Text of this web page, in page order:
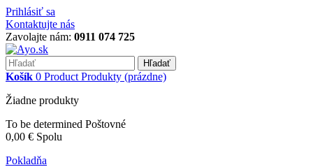
Prihlásiť sa
Kontaktujte nás
Zavolajte nám: 0911 074 725
Hľadať
Košík 0 Product Produkty (prázdne)
Žiadne produkty
To be determined Poštovné
0,00 € Spolu
Pokladňa